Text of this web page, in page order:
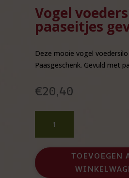
Vogel
paaseitjes
Deze mooie vogel
Paasgeschenk. Gevuld met
€20,40
voedersilo
met
paaseitjes
gevuld
aantal
TOEVOEGEN